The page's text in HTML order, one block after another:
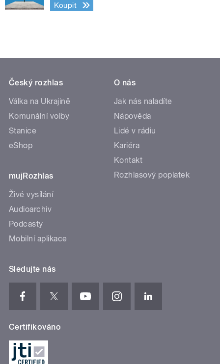
Koupit
Český rozhlas
Válka na Ukrajině
Komunální volby
Stanice
eShop
mujRozhlas
Živé vysílání
Audioarchiv
Podcasty
Mobilní aplikace
O nás
Jak nás naladíte
Nápověda
Lidé v rádiu
Kariéra
Kontakt
Rozhlasový poplatek
Sledujte nás
Certifikováno